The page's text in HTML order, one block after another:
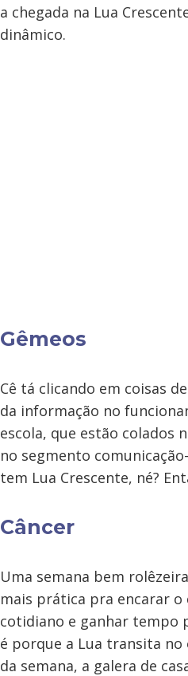
a chegada na Lua
dinâmico.
Gêmeos
Cê tá clicando em coisas
da informação no
escola, que estão colados
no segmento
tem Lua Crescente, né?
Câncer
Uma semana bem
mais prática pra encarar o
cotidiano e ganhar tempo
é porque a Lua transita
da semana, a galera de